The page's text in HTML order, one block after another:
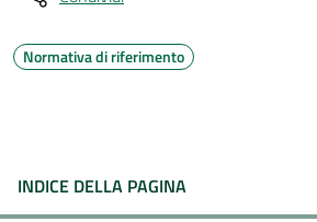
Normativa di riferimento
INDICE DELLA PAGINA